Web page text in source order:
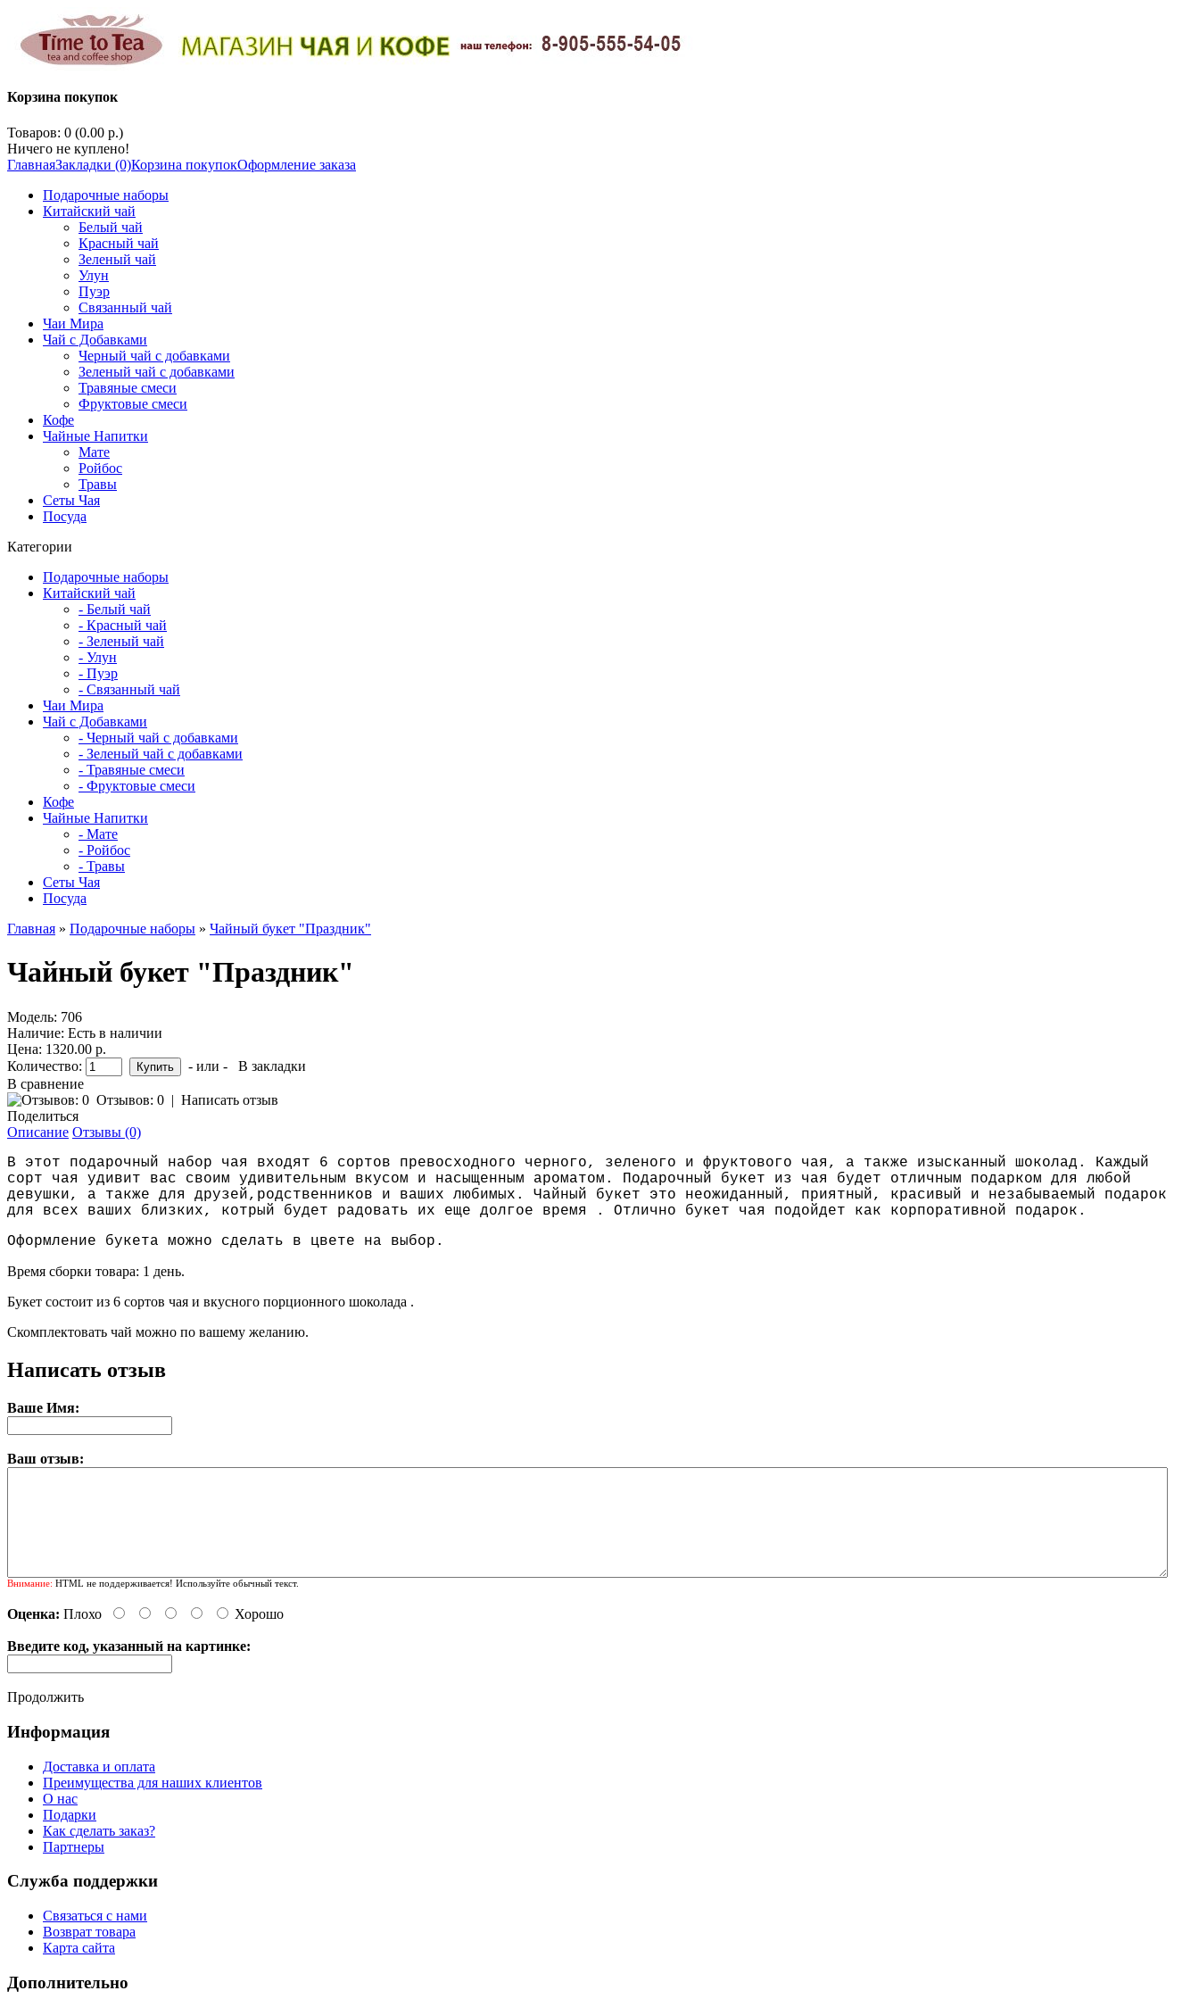
Корзина покупок
Товаров: 0 (0.00 р.)
Ничего не куплено!
ГлавнаяЗакладки (0)Корзина покупокОформление заказа
Подарочные наборы
Китайский чай
Белый чай
Красный чай
Зеленый чай
Улун
Пуэр
Связанный чай
Чаи Мира
Чай с Добавками
Черный чай с добавками
Зеленый чай с добавками
Травяные смеси
Фруктовые смеси
Кофе
Чайные Напитки
Мате
Ройбос
Травы
Сеты Чая
Посуда
Категории
Подарочные наборы
Китайский чай
- Белый чай
- Красный чай
- Зеленый чай
- Улун
- Пуэр
- Связанный чай
Чаи Мира
Чай с Добавками
- Черный чай с добавками
- Зеленый чай с добавками
- Травяные смеси
- Фруктовые смеси
Кофе
Чайные Напитки
- Мате
- Ройбос
- Травы
Сеты Чая
Посуда
Главная » Подарочные наборы » Чайный букет "Праздник"
Чайный букет "Праздник"
Модель: 706
Наличие: Есть в наличии
Цена: 1320.00 р.
Количество:
- или -
В закладки
В сравнение
Отзывов: 0 | Написать отзыв
Поделиться
Описание Отзывы (0)
В этот подарочный набор чая входят 6 сортов превосходного черного, зеленого и фруктового чая, а также изысканный шоколад. Каждый
сорт чая удивит вас своим удивительным вкусом и насыщенным ароматом. Подарочный букет из чая будет отличным подарком для любой
девушки, а также для друзей,родственников и ваших любимых. Чайный букет это неожиданный, приятный, красивый и незабываемый подарок
для всех ваших близких, котрый будет радовать их еще долгое время . Отлично букет чая подойдет как корпоративной подарок.
Оформление букета можно сделать в цвете на выбор.
Время сборки товара: 1 день.
Букет состоит из 6 сортов чая и вкусного порционного шоколада .
Скомплектовать чай можно по вашему желанию.
Написать отзыв
Ваше Имя:
Ваш отзыв:
Внимание: HTML не поддерживается! Используйте обычный текст.
Оценка: Плохо Хорошо
Введите код, указанный на картинке:
Продолжить
Информация
Доставка и оплата
Преимущества для наших клиентов
О нас
Подарки
Как сделать заказ?
Партнеры
Служба поддержки
Связаться с нами
Возврат товара
Карта сайта
Дополнительно